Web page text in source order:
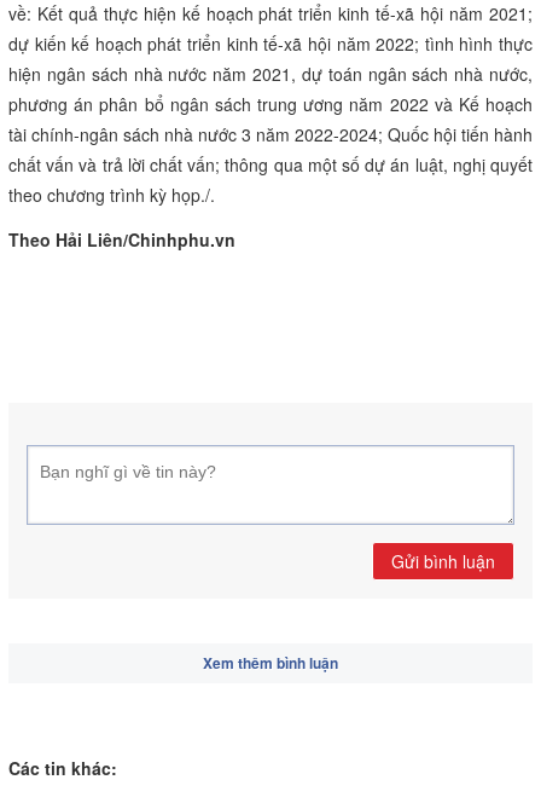
về: Kết quả thực hiện kế hoạch phát triển kinh tế-xã hội năm 2021;
dự kiến kế hoạch phát triển kinh tế-xã hội năm 2022; tình hình thực
hiện ngân sách nhà nước năm 2021, dự toán ngân sách nhà nước,
phương án phân bổ ngân sách trung ương năm 2022 và Kế hoạch
tài chính-ngân sách nhà nước 3 năm 2022-2024; Quốc hội tiến hành
chất vấn và trả lời chất vấn; thông qua một số dự án luật, nghị quyết
theo chương trình kỳ họp./.
Theo Hải Liên/Chinhphu.vn
Gửi bình luận
Xem thêm bình luận
Các tin khác: